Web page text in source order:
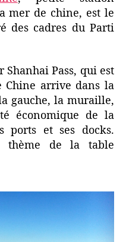
mer de chine, est le
des cadres du Parti
Shanhai Pass, qui est
arrive dans la
gauche, la muraille,
économique de la
ports et ses docks.
thème de la table